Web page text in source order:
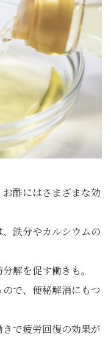
酢にはさまざまな効
鉄分やカルシウムの
解を促す働きも。
で、便秘解消にもつ
で疲労回復の効果が